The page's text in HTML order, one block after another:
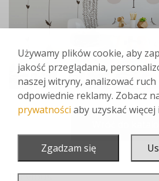
Previous
Używamy plików cookie, aby
jakość przeglądania,
naszej witryny, analizować
odpowiednie reklamy. Zobacz
prywatności aby uzyskać
Zgadzam się